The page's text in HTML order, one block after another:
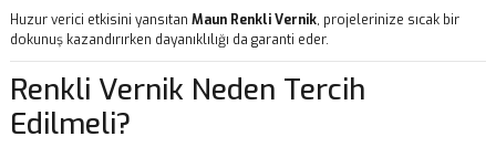
Huzur verici etkisini yansıtan Maun Renkli Vernik, projelerinize sıcak bir
dokunuş kazandırırken dayanıklılığı da garanti eder.
Renkli Vernik Neden Tercih
Edilmeli?